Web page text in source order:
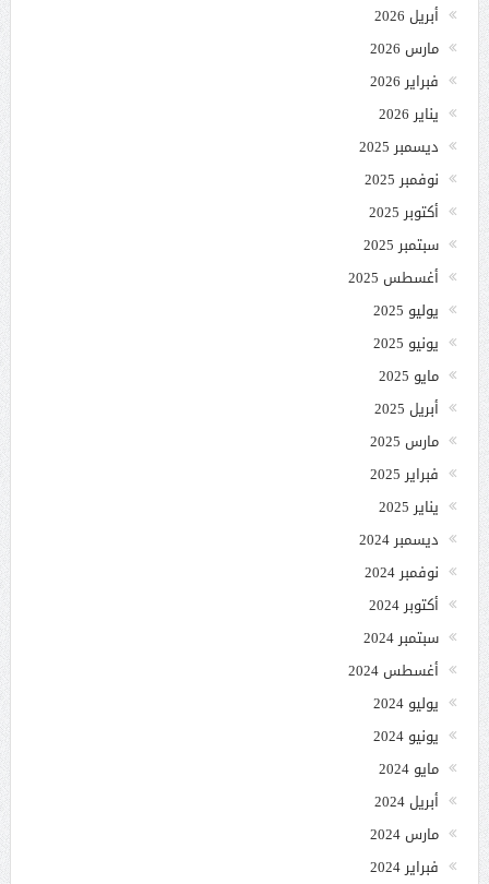
أبريل 2026
مارس 2026
فبراير 2026
يناير 2026
ديسمبر 2025
نوفمبر 2025
أكتوبر 2025
سبتمبر 2025
أغسطس 2025
يوليو 2025
يونيو 2025
مايو 2025
أبريل 2025
مارس 2025
فبراير 2025
يناير 2025
ديسمبر 2024
نوفمبر 2024
أكتوبر 2024
سبتمبر 2024
أغسطس 2024
يوليو 2024
يونيو 2024
مايو 2024
أبريل 2024
مارس 2024
فبراير 2024